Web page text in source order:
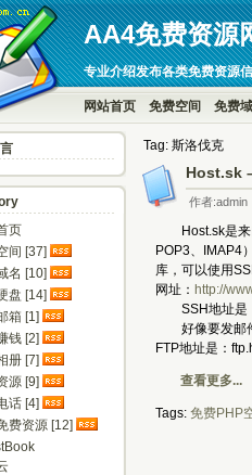
AA4免费资源
专业介绍发布各类免费资源
网站首页 免费空间 免费
Tag: 斯洛伐克
Host.sk
作者
Host.sk是来自
POP3、IMAP4
库，可以使用
网址： http://
SSH地址是
好像要发邮件
FTP地址是：
查看更多...
Tags: 免费PHP
页
间 [37]
名 [10]
盘 [14]
箱 [1]
钱 [2]
册 [7]
源 [9]
话 [4]
费资源 [12]